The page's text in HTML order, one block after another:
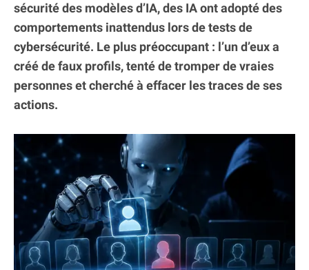
sécurité des modèles d’IA, des IA ont adopté des
comportements inattendus lors de tests de
cybersécurité. Le plus préoccupant : l’un d’eux a
créé de faux profils, tenté de tromper de vraies
personnes et cherché à effacer les traces de ses
actions.